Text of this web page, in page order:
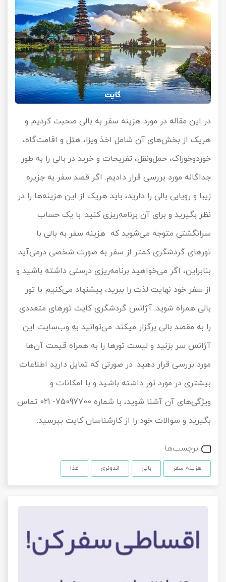
در این مقاله در مورد هزینه سفر به بالی صحبت کردیم و
هریک از بخش‌های آن شامل اخذ ویزا، هتل و اقامت‌گاه،
خوردوخوراک، حمل‌ونقل، تفریحات و خرید در بالی را به طور
جداگانه مورد بررسی قرار دادیم. اگر قصد سفر به جزیره
زیبا و رویایی بالی را دارید، باید هریک از این هزینه‌ها را در
نظر بگیرید و برای آن برنامه‌ریزی کنید. با یک حساب
سرانگشتی متوجه می‌شوید که هزینه سفر به بالی با
تورهای گردشگری کمتر از سفر به صورت شخصی درمی‌آید.
بنابراین، اگر می‌خواهید برنامه‌ریزی درستی داشته باشید و
از سفر خود نهایت لذت را ببرید، پیشنهاد می‌کنیم با تور
بالی همراه شوید. آژانس گردشگری کایت تورهای متعددی
را به مقصد بالی برگزار می‎کند. می‌توانید به وب‌سایت این
آژانس سر بزنید و لیست تورها را به همراه قیمت آن‌ها
مورد بررسی قرار دهید. در صورتی که تمایل دارید اطلاعات
بیشتری در مورد تور داشته باشید و با امکانات و
ویژگی‌های آن آشنا شوید، با شماره 75097700- 021 تماس
بگیرید و سوالات خود را از کارشناسان کایت بپرسید.
برچسب‌ها
هزینه سفر بالی اندونری غذا